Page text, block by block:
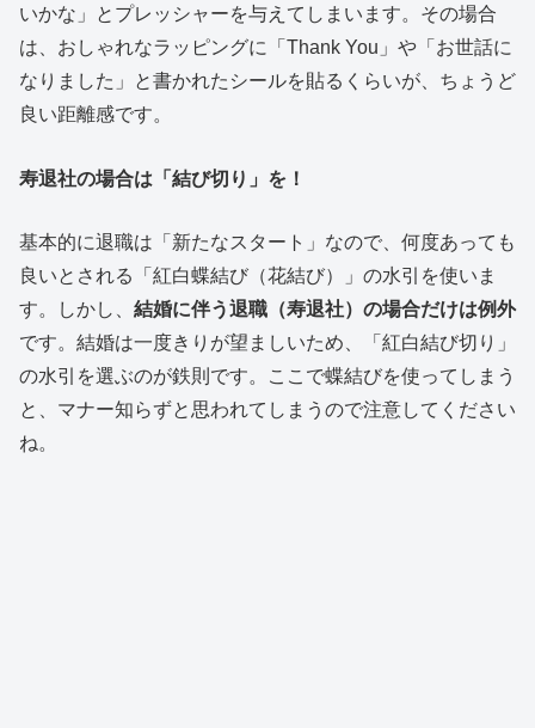
いかな」とプレッシャーを与えてしまいます。その場合
は、おしゃれなラッピングに「Thank You」や「お世話に
なりました」と書かれたシールを貼るくらいが、ちょうど
良い距離感です。
寿退社の場合は「結び切り」を！
基本的に退職は「新たなスタート」なので、何度あっても
良いとされる「紅白蝶結び（花結び）」の水引を使いま
す。しかし、 結婚に伴う退職（寿退社）の場合だけは例外
です。結婚は一度きりが望ましいため、「紅白結び切り」
の水引を選ぶのが鉄則です。ここで蝶結びを使ってしまう
と、マナー知らずと思われてしまうので注意してください
ね。